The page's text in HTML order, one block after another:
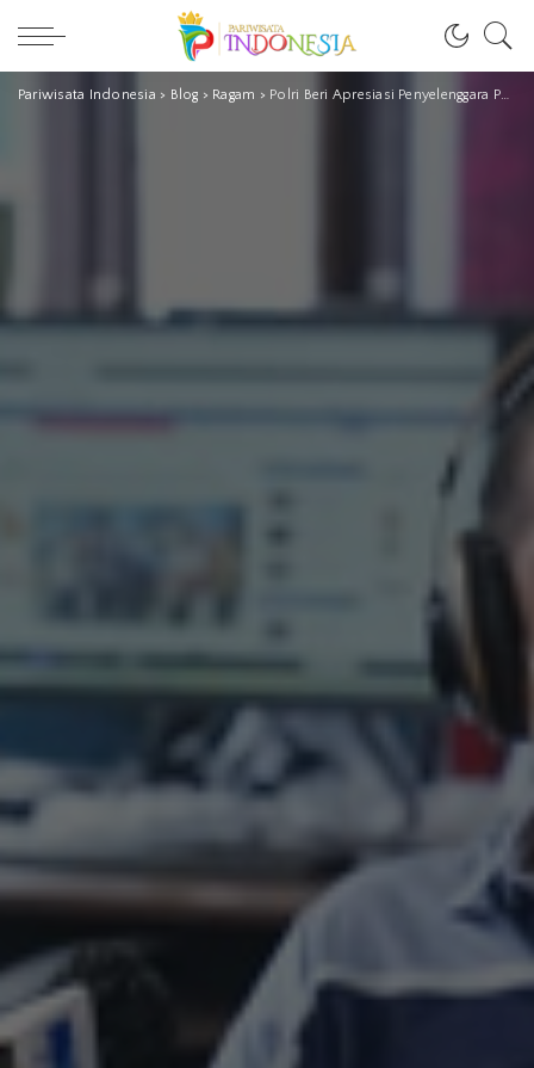
Pariwisata Indonesia > Blog > Ragam > Polri Beri Apresiasi Penyelenggara PON XX Papua; Disebutnya Kerja Keras Berbuah Manis